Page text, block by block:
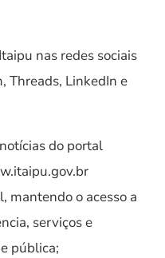
nas redes sociais
Threads, LinkedIn e
do portal
mantendo o acesso a
serviços e
pública;